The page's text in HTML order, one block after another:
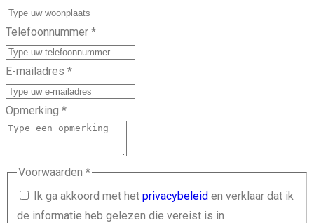
Telefoonnummer *
E-mailadres *
Opmerking *
Voorwaarden *
Ik ga akkoord met het privacybeleid en verklaar dat ik
de informatie heb gelezen die vereist is in